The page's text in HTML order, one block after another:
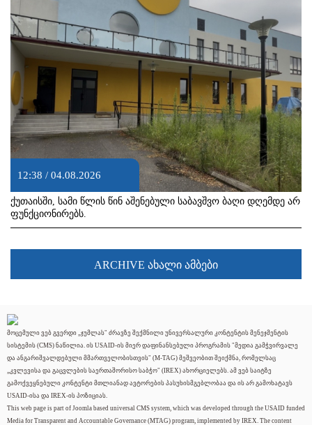
12:38 / 04.08.2026
ქუთაისში, სამი წლის წინ აშენებული საბავშვო ბაღი დღემდე არ
ფუნქციონირებს.
ARCHIVE ახალი ამბები
მოცემული ვებ გვერდი „ჯუმლას" ძრავზე შექმნილი უნივერსალური კონტენტის მენეჯმენტის
სისტემის (CMS) ნაწილია. ის USAID-ის მიერ დაფინანსებული პროგრამის "მედია გამჭვირვალე
და ანგარიშვალდებული მმართველობისთვის" (M-TAG) მეშვეობით შეიქმნა, რომელსაც
„კვლევისა და გაცვლების საერთაშორისო საბჭო" (IREX) ახორციელებს. ამ ვებ საიტზე
გამოქვეყნებული კონტენტი მთლიანად ავტორების პასუხისმგებლობაა და ის არ გამოხატავს
USAID-ისა და IREX-ის პოზიციას.
This web page is part of Joomla based universal CMS system, which was developed through the USAID funded
Media for Transparent and Accountable Governance (MTAG) program, implemented by IREX. The content